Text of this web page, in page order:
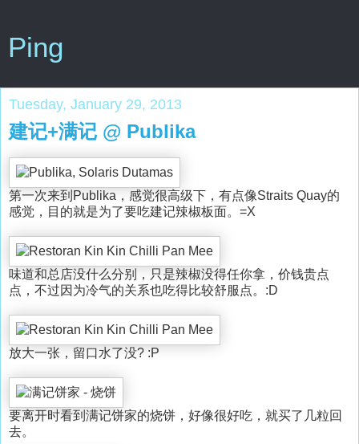
Ping
Tuesday, January 29, 2013
建记+满记 @ Publika
第一次来到Publika，感觉很高级下，有点像Straits Quay的
感觉，目的就是为了要吃建记辣椒板面。=X
味道和总店没什么分别，只是辣椒没得任你拿，价钱贵点
点，不过因为冷气的关系也吃得比较舒服点。:D
放大一张，留口水了没? :P
要离开时看到满记饼家的烧饼，好像很好吃，就买了几粒回
去。